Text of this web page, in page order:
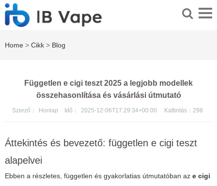
Home > Cikk > Blog
Független e cigi teszt 2025 a legjobb modellek
összehasonlítása és vásárlási útmutató
Szerző： Honlap Idő： 2025-12-06T17:29:34+00:00 Kattintás： 298
Áttekintés és bevezető: független e cigi teszt
alapelvei
Ebben a részletes, független és gyakorlatias útmutatóban az e cigi